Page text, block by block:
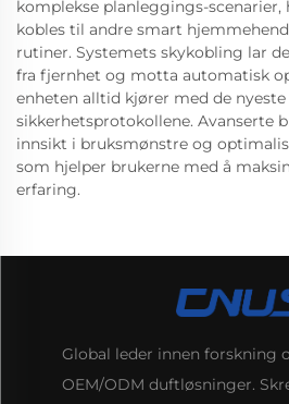
komplekse planleggings-
kobles til andre smart
rutiner. Systemets skykobling lar
fra fjernhet og motta automatisk
enheten alltid kjører med de
sikkerhetsprotokollene. Avanserte
innsikt i bruksmønstre og
som hjelper brukerne med å
erfaring.
Global leder innen forskning
OEM/ODM duftløsninger.